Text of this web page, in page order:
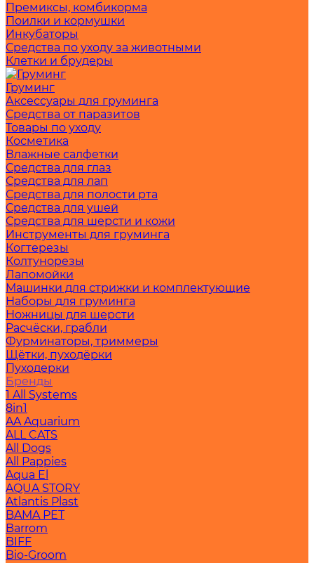
Премиксы, комбикорма
Поилки и кормушки
Инкубаторы
Средства по уходу за животными
Клетки и брудеры
Груминг
Аксессуары для груминга
Средства от паразитов
Товары по уходу
Косметика
Влажные салфетки
Средства для глаз
Средства для лап
Средства для полости рта
Средства для ушей
Средства для шерсти и кожи
Инструменты для груминга
Когтерезы
Колтунорезы
Лапомойки
Машинки для стрижки и комплектующие
Наборы для груминга
Ножницы для шерсти
Расчёски, грабли
Фурминаторы, триммеры
Щётки, пуходёрки
Пуходерки
Бренды
1 All Systems
8in1
AA Aquarium
ALL CATS
All Dogs
All Pappies
Aqua El
AQUA STORY
Atlantis Plast
BAMA PET
Barrom
BIFF
Bio-Groom